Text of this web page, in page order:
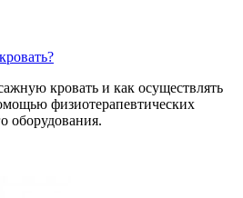
кровать и как осуществлять
физиотерапевтических
оборудования.